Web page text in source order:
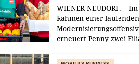
WIENER NEUDORF. – Im
Rahmen einer laufenden
erneuert Penny zwei
Die beiden Standorte